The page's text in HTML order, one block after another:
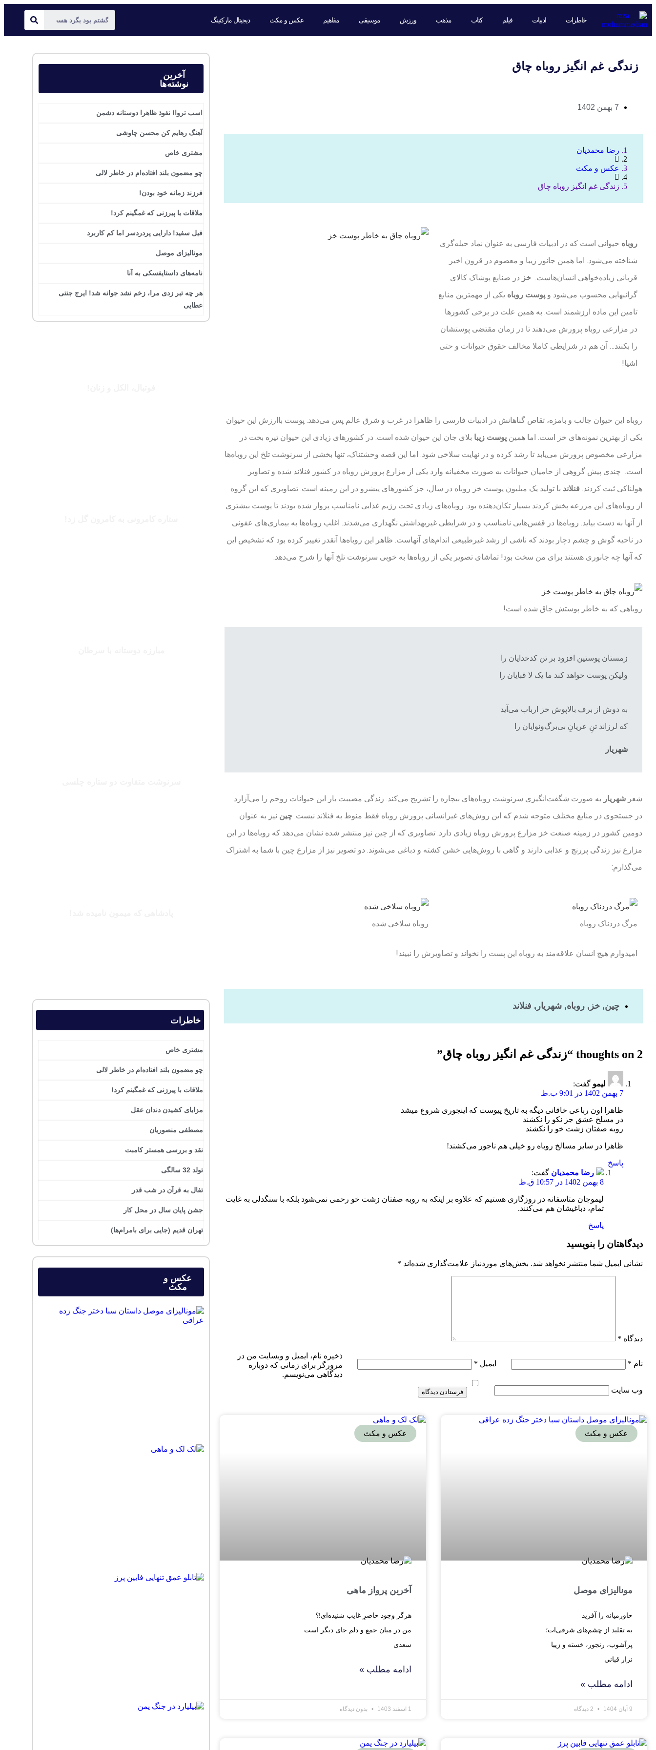
خاطرات ادبیات فیلم کتاب مذهب ورزش موسیقی مفاهیم عکس و مکث دیجیتال مارکتینگ
زندگی غم انگیز روباه چاق
7 بهمن 1402
رضا محمدیان
عکس و مکث
زندگی غم انگیز روباه چاق
روباه حیوانی است که در ادبیات فارسی به عنوان نماد حیله‌گری
شناخته می‌شود. اما همین جانور زیبا و معصوم در قرون اخیر
قربانی زیاده‌خواهی انسان‌هاست. خز در صنایع پوشاک کالای
گرانبهایی محسوب می‌شود و پوست روباه یکی از مهمترین منابع
تامین این ماده ارزشمند است. به همین علت در برخی کشورها
در مزارعی روباه پرورش می‌دهند تا در زمان مقتضی پوستشان
را بکنند… آن هم در شرایطی کاملا مخالف حقوق حیوانات و حتی
اشیا!
روباه این حیوان جالب و بامزه، تقاص گناهانش در ادبیات فارسی را ظاهرا در غرب و شرق عالم پس می‌دهد. پوست باارزش این حیوان
یکی از بهترین نمونه‌های خز است. اما همین پوست زیبا بلای جان این حیوان شده است. در کشورهای زیادی این حیوان تیره بخت در
مزارعی مخصوص پرورش می‌یابد تا رشد کرده و در نهایت سلاخی شود. اما این قصه وحشتناک، تنها بخشی از سرنوشت تلخ این روباه‌ها
است. چندی پیش گروهی از حامیان حیوانات به صورت مخفیانه وارد یکی از مزارع پرورش روباه در کشور فنلاند شده و تصاویر
هولناکی ثبت کردند. فنلاند با تولید یک میلیون پوست خز روباه در سال، جز کشورهای پیشرو در این زمینه است. تصاویری که این گروه
از روباه‌های این مزرعه پخش کردند بسیار تکان‌دهنده بود. روباه‌های زیادی تحت رژیم غذایی نامناسب پروار شده بودند تا پوست بیشتری
از آنها به دست بیاید. روباه‌ها در قفس‌هایی نامناسب و در شرایطی غیربهداشتی نگهداری می‌شدند. اغلب روباه‌ها به بیماری‌های عفونی
در ناحیه گوش و چشم دچار بودند که ناشی از رشد غیرطبیعی اندام‌های آنهاست. ظاهر این روباه‌ها آنقدر تغییر کرده بود که تشخیص این
که آنها چه جانوری هستند برای من سخت بود! تماشای تصویر یکی از روباه‌ها به خوبی سرنوشت تلخ آنها را شرح می‌دهد.
روباهی که به خاطر پوستش چاق شده است!
زمستان پوستین افزود بر تن کدخدایان را
ولیکن پوست خواهد کند ما یک لا قبایان را
به دوش از برف بالاپوش خز ارباب می‌آید
که لرزاند تنِ عریانِ بی‌برگ‌و‌نوایان را
شهریار
شعر شهریار به صورت شگفت‌انگیزی سرنوشت روباه‌های بیچاره را تشریح می‌کند. زندگی مصیبت بار این حیوانات روحم را می‌آزارد.
در جستجوی در منابع مختلف متوجه شدم که این روش‌های غیرانسانی پرورش روباه فقط منوط به فنلاند نیست. چین نیز به عنوان
دومین کشور در زمینه صنعت خز مزارع پرورش روباه زیادی دارد. تصاویری که از چین نیز منتشر شده نشان می‌دهد که روباه‌ها در این
مزارع نیز زندگی پررنج و عذابی دارند و گاهی با روش‌هایی خشن کشته و دباغی می‌شوند. دو تصویر نیز از مزارع چین با شما به اشتراک
می‌گذارم:
مرگ دردناک روباه روباه سلاخی شده
امیدوارم هیچ انسان علاقه‌مند به روباه این پست را نخواند و تصاویرش را نبیند!
چین,خز ,روباه,شهریار , فنلاند
2 thoughts on “ زندگی غم انگیز روباه چاق”
لیمو گفت:
7 بهمن 1402 در 9:01 ب.ظ
ظاهرا اون رباعی خاقانی دیگه به تاریخ پیوست که اینجوری شروع میشد
در مسلخ عشق جز نکو را نکشند
روبه صفتان زشت خو را نکشند
ظاهرا در سایر مسالخ روباه رو خیلی هم ناجور می‌کشند!
پاسخ
رضا محمدیان گفت:
8 بهمن 1402 در 10:57 ق.ظ
لیموجان متاسفانه در روزگاری هستیم که علاوه بر اینکه به روبه صفتان زشت خو رحمی نمی‌شود بلکه با سنگدلی به غایت
تمام، دباغیشان هم می‌کنند.
پاسخ
دیدگاهتان را بنویسید
نشانی ایمیل شما منتشر نخواهد شد. بخش‌های موردنیاز علامت‌گذاری شده‌اند *
دیدگاه *
نام * ایمیل *
وب‌ سایت
ذخیره نام، ایمیل و وبسایت من در
مرورگر برای زمانی که دوباره
دیدگاهی می‌نویسم.
عکس و مکث
مونالیزای موصل
خاورمیانه را آفرید‍‍
به تقلید از چشم‎‌‌های شرقی‌ات؛
پرآشوب، رنجور، خسته و زیبا
نزار قبانی
ادامه مطلب »
9 آبان 1404
عکس و مکث
آخرین پرواز ماهی
هرگز وجود حاضرِ غایب شنیده‌ای!؟
من در میان جمع و دلم جای دیگر است
سعدی
ادامه مطلب »
1 اسفند 1403 بدون دیدگاه
آخرین
نوشته‌ها
اسب تروا! نفوذ ظاهرا دوستانه دشمن
آهنگ رهایم کن محسن چاوشی
مشتری خاص
چو مضمون بلند افتاده‌ام در خاطر لالی
فرزند زمانه خود بودن!
ملاقات با پیرزنی که غمگینم کرد!
فیل سفید! دارایی پردردسر اما کم کاربرد
مونالیزای موصل
نامه‌های داستایفسکی به آنا
هر چه تبر زدی مرا، زخم نشد جوانه شد! ایرج جنتی
عطایی
خاطرات
مشتری خاص
چو مضمون بلند افتاده‌ام در خاطر لالی
ملاقات با پیرزنی که غمگینم کرد!
مزایای کشیدن دندان عقل
مصطفی منصوریان
نقد و بررسی همستر کامبت
تولد 32 سالگی
تفال به قرآن در شب قدر
جشن پایان سال در محل کار
تهران قدیم (جایی برای بامرام‌ها)
عکس و
مکث